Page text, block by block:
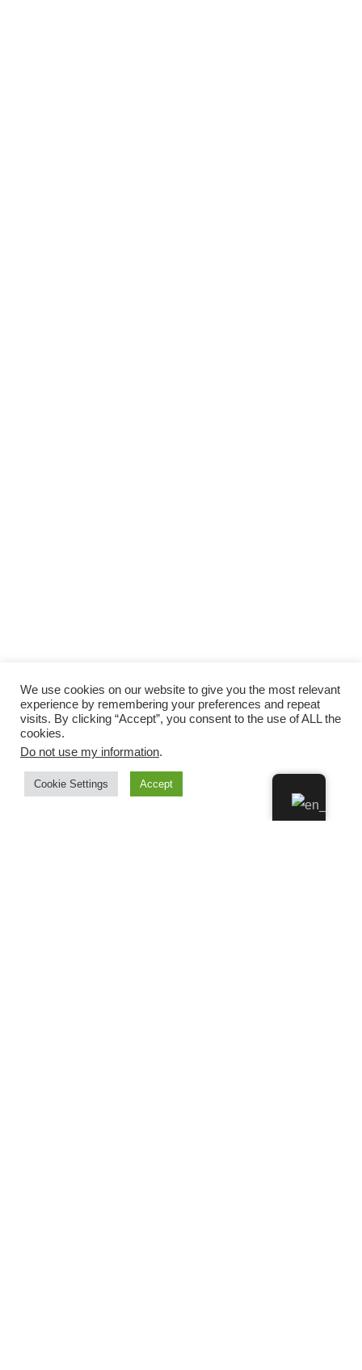
We use cookies on our website to give you the most relevant
experience by remembering your preferences and repeat
visits. By clicking “Accept”, you consent to the use of ALL the
cookies.
Do not use my information.
Cookie Settings Accept